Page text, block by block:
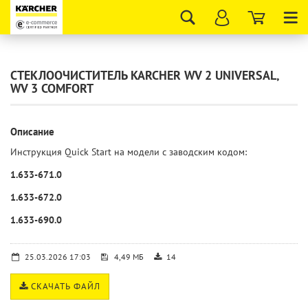
СТЕКЛООЧИСТИТЕЛЬ KARCHER WV 2 UNIVERSAL,
WV 3 COMFORT
Описание
Инструкция Quick Start на модели с заводским кодом:
1.633-671.0
1.633-672.0
1.633-690.0
25.03.2026 17:03 4,49 МБ 14
СКАЧАТЬ ФАЙЛ